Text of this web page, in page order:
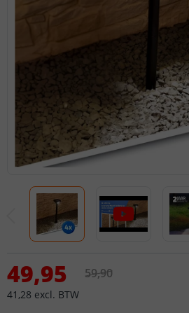
49,95
41 ,28 excl. BTW
59,90